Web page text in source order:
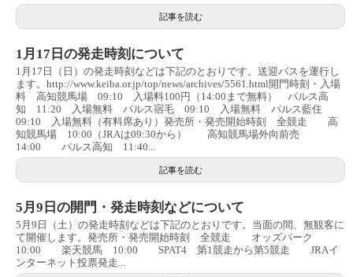
記事を読む
1月17日の発走時刻について
1月17日（日）の発走時刻などは下記のとおりです。送迎バスを運行し
ます。http://www.keiba.or.jp/top/news/archives/5561.html開門時刻・入場
料 高知競馬場 09:10 入場料100円（14:00まで無料） パルス高
知 11:20 入場無料 パルス宿毛 09:10 入場無料 パルス藍住
09:10 入場無料（有料席あり）発売所・発売開始時刻 全競走 高
知競馬場 10:00（JRAは09:30から） 高知競馬場外向前売
14:00 パルス高知 11:40...
記事を読む
5月9日の開門・発走時刻などについて
5月9日（土）の発走時刻などは下記のとおりです。当面の間、無観客に
て開催します。発売所・発売開始時刻 全競走 オッズパーク
10:00 楽天競馬 10:00 SPAT4 第1競走から第5競走 JRAイ
ンターネット投票発走...